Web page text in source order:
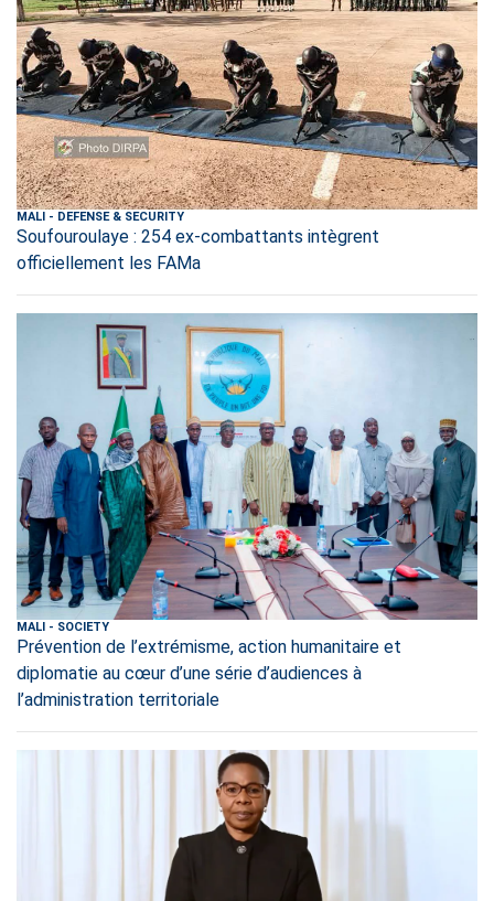
MALI - DEFENSE & SECURITY
Soufouroulaye : 254 ex-combattants intègrent
officiellement les FAMa
MALI - SOCIETY
Prévention de l’extrémisme, action humanitaire et
diplomatie au cœur d’une série d’audiences à
l’administration territoriale